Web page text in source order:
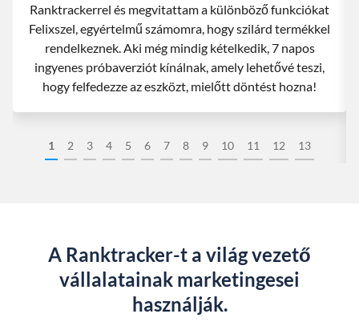
1 2 3 4 5 6 7 8 9 10 11 12 13
Ranktrackerrel és megvitattam a különböző funkciókat
Felixszel, egyértelmű számomra, hogy szilárd termékkel
rendelkeznek. Aki még mindig kételkedik, 7 napos
ingyenes próbaverziót kínálnak, amely lehetővé teszi,
hogy felfedezze az eszközt, mielőtt döntést hozna!
A Ranktracker-t a világ vezető
vállalatainak marketingesei
használják.